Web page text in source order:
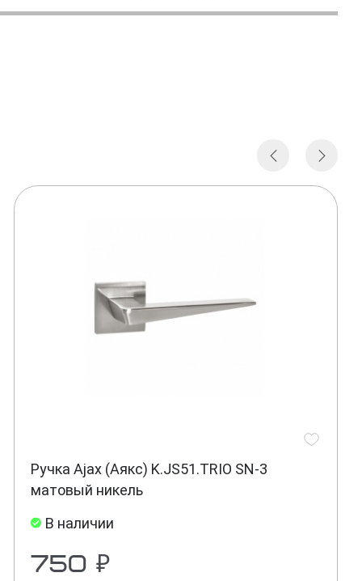
Ручка Ajax (Аякс) K.JS51.TRIO SN-3
матовый никель
В наличии
750 ₽